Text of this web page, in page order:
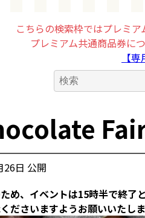
こちらの検索枠ではプレミ
プレミアム共通商品券に
【
26日 公開
め、イベントは15時半で終了
ださいますようお願いいたしま